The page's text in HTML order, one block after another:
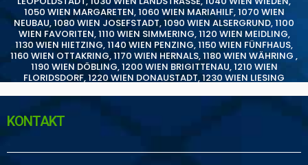
1050 WIEN MARGARETEN,1060 WIEN MARIAHILF,1070 WIEN
NEUBAU,1080 WIEN JOSEFSTADT,1090 WIEN ALSERGRUND,1100
WIEN FAVORITEN,1110 WIEN SIMMERING,1120 WIEN MEIDLING,
1130 WIEN HIETZING,1140 WIEN PENZING,1150 WIEN FÜNFHAUS,
1160 WIEN OTTAKRING,1170 WIEN HERNALS,1180 WIEN WÄHRING ,
1190 WIEN DÖBLING,1200 WIEN BRIGITTENAU,1210 WIEN
FLORIDSDORF,1220 WIEN DONAUSTADT,1230 WIEN LIESING
KONTAKT